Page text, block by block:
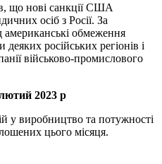
що нові санкції США
осіб з Росії. За
обмеження
російських регіонів і
військово-промислового
2023 р
у виробництво та потужності
цього місяця.